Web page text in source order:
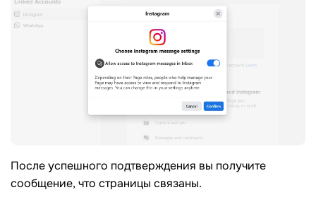
После успешного подтверждения вы получите
сообщение, что страницы связаны.